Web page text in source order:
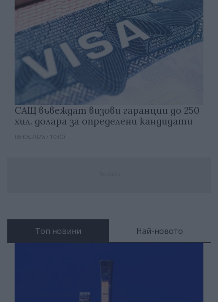
САЩ въвеждат визови гаранции до 250
хил. долара за определени кандидати
06.08.2026 / 10:00
Топ новини Най-новото